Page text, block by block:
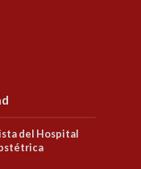
del Hospital